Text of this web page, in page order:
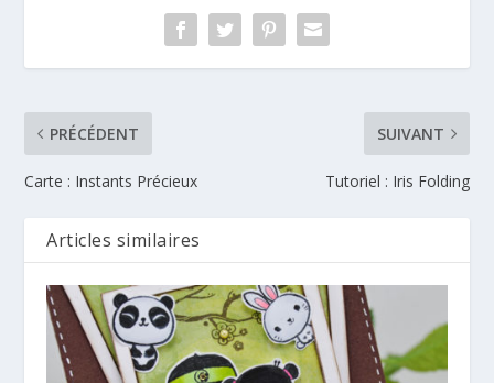
PRÉCÉDENT
Carte : Instants Précieux
SUIVANT
Tutoriel : Iris Folding
Articles similaires